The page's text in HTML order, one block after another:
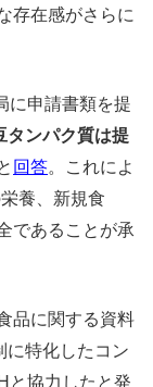
存在感がさらに
に申請書類を提
タンパク質は提
回答。これによ
養、新規食
であることが承
品に関する資料
に特化したコン
と協力したと発